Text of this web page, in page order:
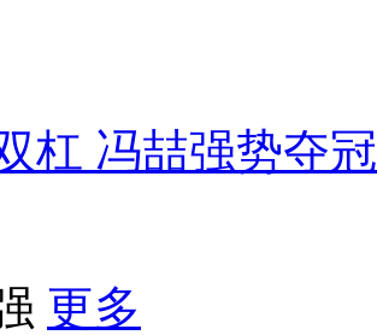
杠 冯喆强势夺冠
更多